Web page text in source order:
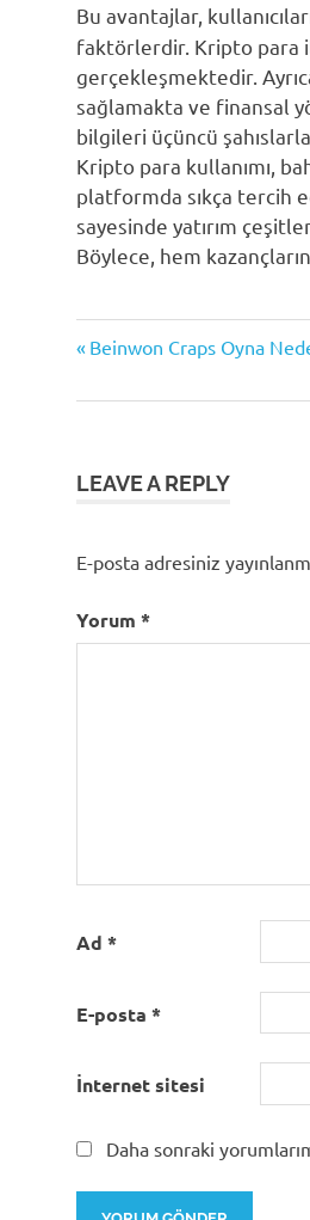
Bu avantajlar,
faktörlerdir. Kripto para
gerçekleşmektedir.
sağlamakta ve finansal
bilgileri üçüncü
Kripto para kullanımı,
platformda sıkça tercih
sayesinde yatırım
Böylece, hem
İşlemleri
Dijital
Kripto
Yazı
gezinmesi
Previous
Beinwon Craps Oyna
LEAVE A REPLY
E-posta adresiniz
Yorum *
Ad *
E-posta *
İnternet sitesi
Daha sonraki